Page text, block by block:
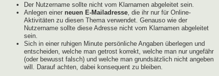
Der Nutzername sollte nicht vom Klarnamen abgeleitet sein.
Anlegen einer neuen E-Mailadresse , die ihr nur für Online-
Aktivitäten zu diesen Thema verwendet. Genauso wie der
Nutzername sollte diese Adresse nicht vom Klarnamen abgeleitet
sein.
Sich in einer ruhigen Minute persönliche Angaben überlegen und
entscheiden, welche man getrost korrekt, welche man nur ungefähr
(oder bewusst falsch) und welche man grundsätzlich nicht angeben
will. Darauf achten, dabei konsequent zu bleiben.